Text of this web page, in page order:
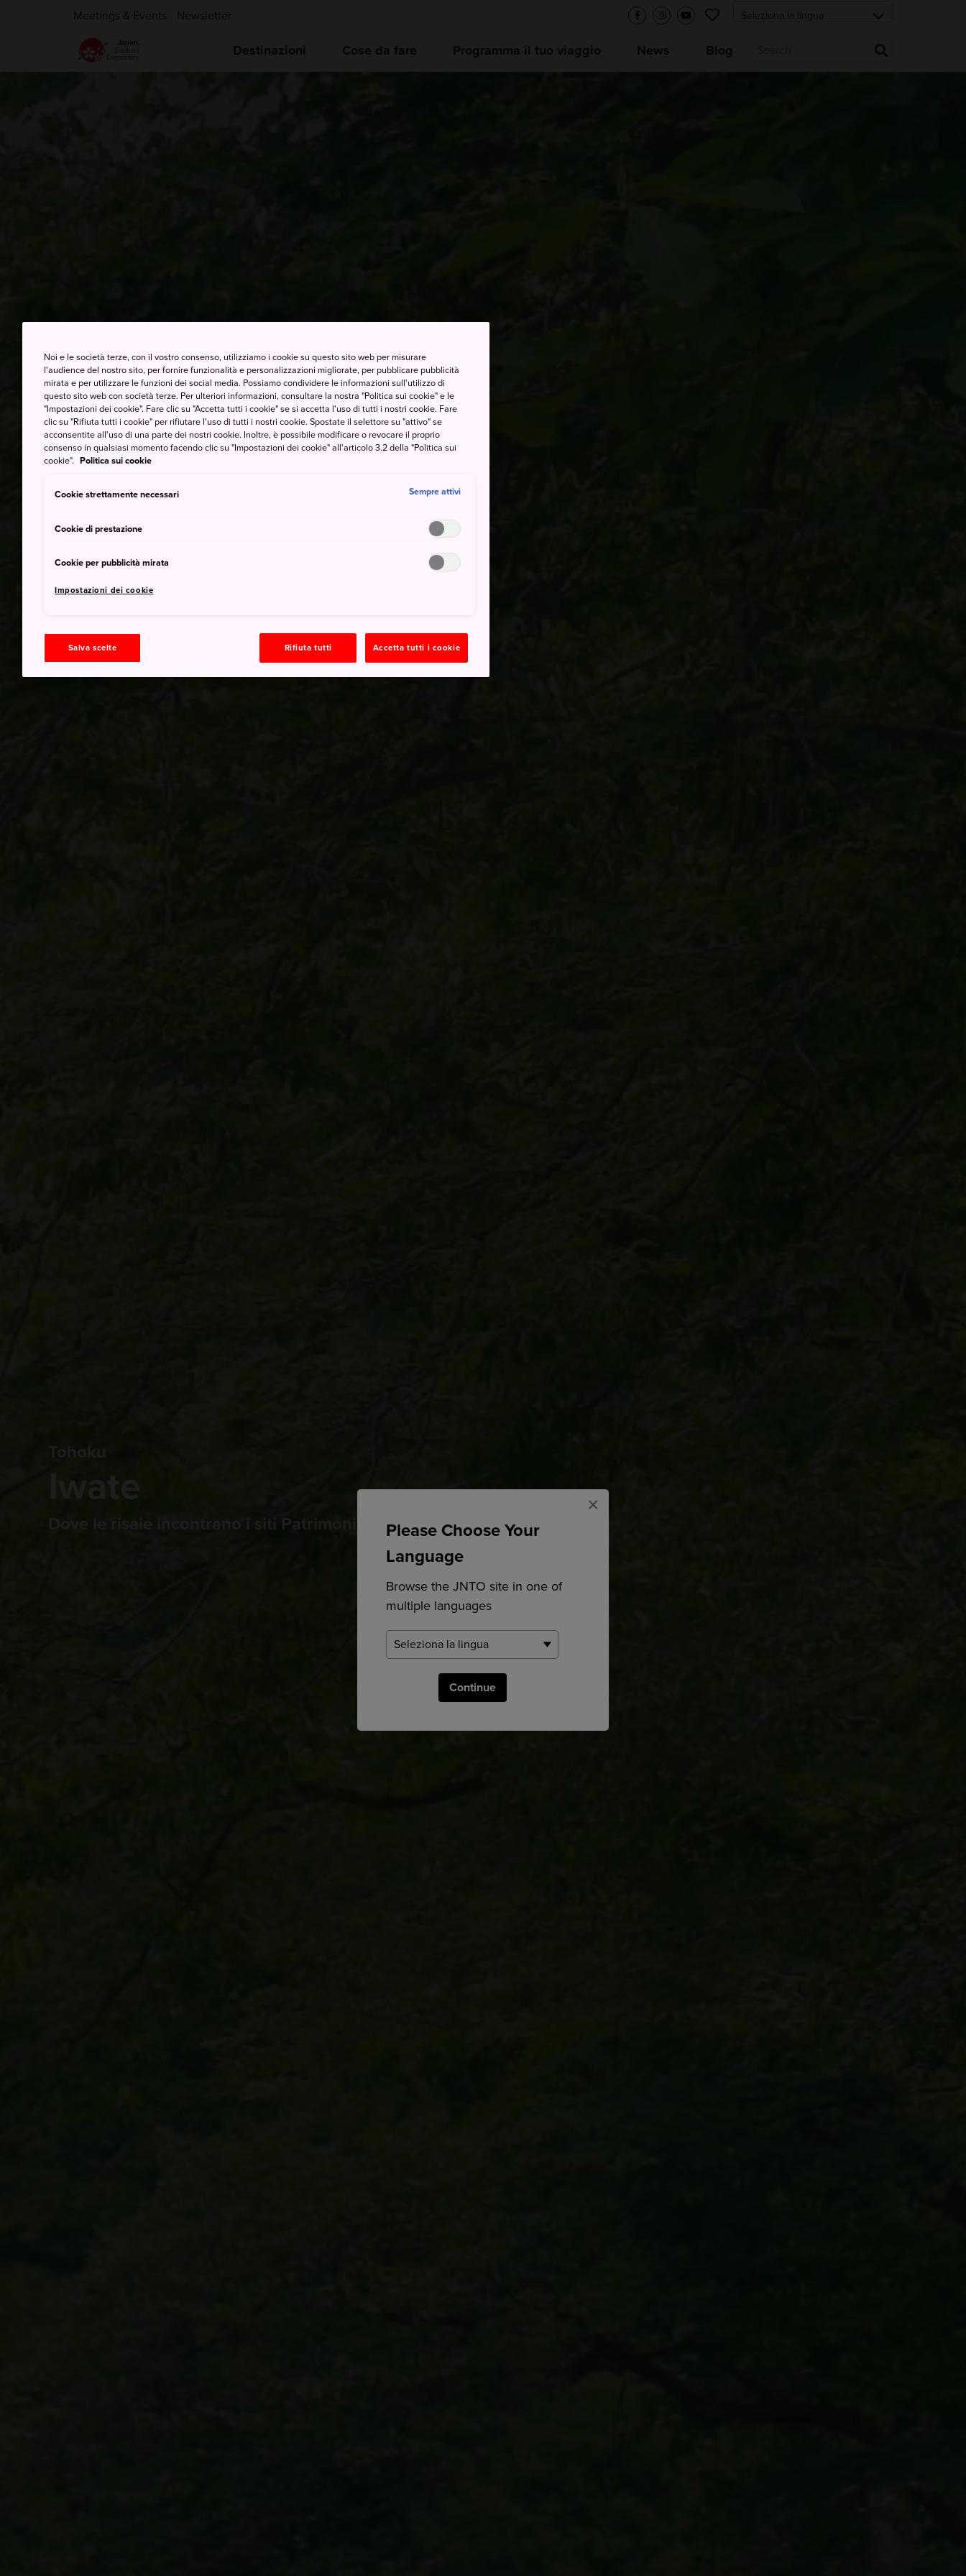
Please Choose Your
Language
Browse the JNTO site in one of
multiple languages
Continue
×
Meetings & Events Newsletter
Destinazioni Cose da fare Programma il tuo viaggio News Blog
Tohoku
Iwate
Dove le risaie incontrano i siti Patrimonio mondiale dell'umanità
Noi e le società terze, con il vostro consenso, utilizziamo i cookie su questo sito web per misurare
l'audience del nostro sito, per fornire funzionalità e personalizzazioni migliorate, per pubblicare pubblicità
mirata e per utilizzare le funzioni dei social media. Possiamo condividere le informazioni sull'utilizzo di
questo sito web con società terze. Per ulteriori informazioni, consultare la nostra "Politica sui cookie" e le
"Impostazioni dei cookie". Fare clic su "Accetta tutti i cookie" se si accetta l'uso di tutti i nostri cookie. Fare
clic su "Rifiuta tutti i cookie" per rifiutare l'uso di tutti i nostri cookie. Spostate il selettore su "attivo" se
acconsentite all'uso di una parte dei nostri cookie. Inoltre, è possibile modificare o revocare il proprio
consenso in qualsiasi momento facendo clic su "Impostazioni dei cookie" all'articolo 3.2 della "Politica sui
cookie". Politica sui cookie
Cookie strettamente necessari Sempre attivi
Cookie di prestazione
Cookie per pubblicità mirata
Impostazioni dei cookie
Salva scelte Rifiuta tutti Accetta tutti i cookie